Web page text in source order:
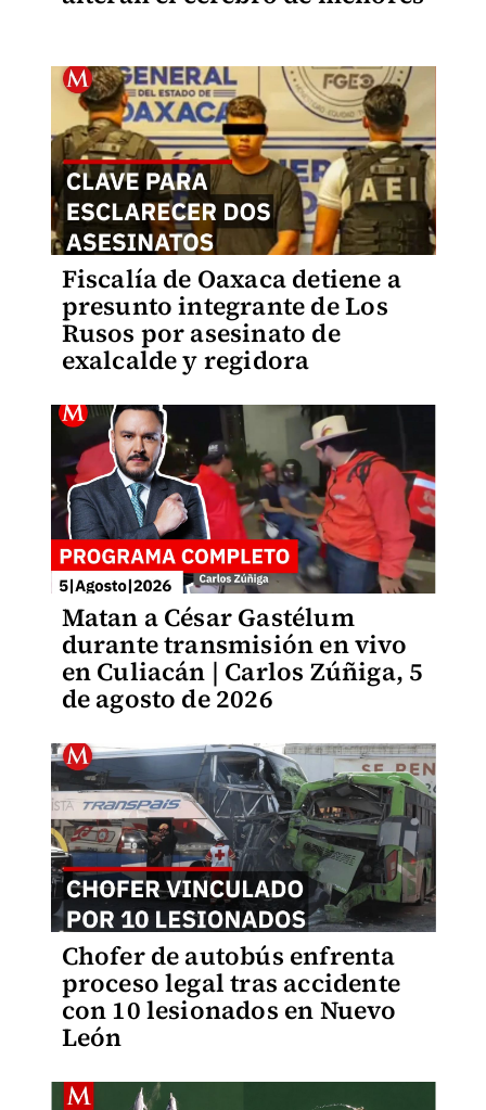
Fiscalía de Oaxaca detiene a
presunto integrante de Los
Rusos por asesinato de
exalcalde y regidora
Matan a César Gastélum
durante transmisión en vivo
en Culiacán | Carlos Zúñiga, 5
de agosto de 2026
Chofer de autobús enfrenta
proceso legal tras accidente
con 10 lesionados en Nuevo
León